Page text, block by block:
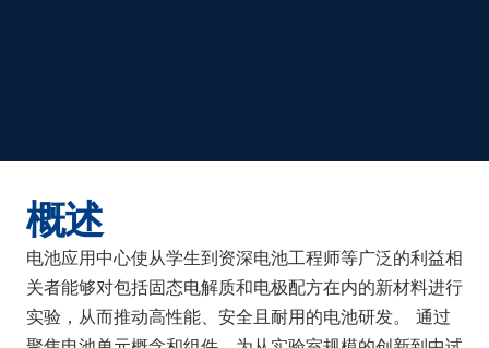
概述
电池应用中心使从学生到资深电池工程师等广泛的利益相
关者能够对包括固态电解质和电极配方在内的新材料进行
实验，从而推动高性能、安全且耐用的电池研发。 通过